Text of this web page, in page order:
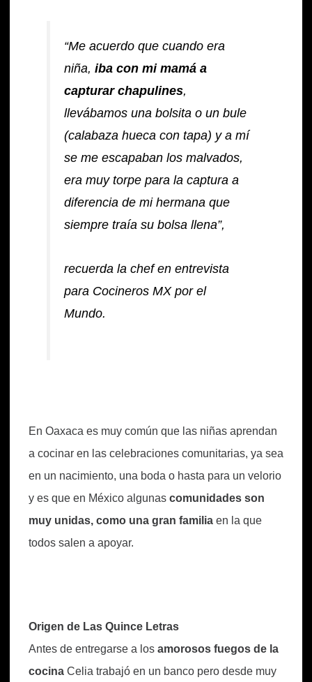
“Me acuerdo que cuando era
niña,iba con mi mamá a
capturar chapulines,
llevábamos una bolsita o un bule
(calabaza hueca con tapa) y a mí
se me escapaban los malvados,
era muy torpe para la captura a
diferencia de mi hermana que
siempre traía su bolsa llena”,
recuerda la chef en entrevista
para Cocineros MX por el
Mundo.
En Oaxaca es muy común que las niñas aprendan
a cocinar en las celebraciones comunitarias, ya sea
en un nacimiento, una boda o hasta para un velorio
y es que en México algunas comunidades son
muy unidas, como una gran familia en la que
todos salen a apoyar.
Origen de Las Quince Letras
Antes de entregarse a los amorosos fuegos de la
cocina Celia trabajó en un banco pero desde muy